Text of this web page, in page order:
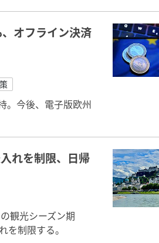
オフライン決済
。今後、電子版欧州
れを制限、日帰
観光シーズン期
制限する。